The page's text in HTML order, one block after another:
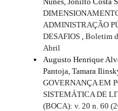
ADMINISTRAÇÃO
DESAFIOS Boletim
Abril
Augusto Henrique
Pantoja, Tamara
GOVERNANÇA EM
SISTEMÁTICA DE
(BOCA): v. 20 n. 60